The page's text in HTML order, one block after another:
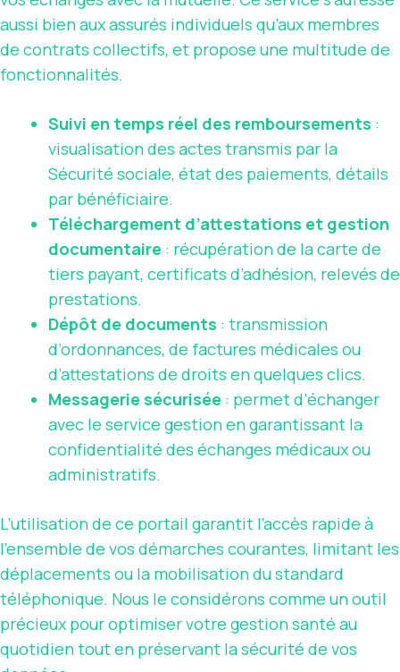
aussi bien aux assurés individuels qu’aux membres
de contrats collectifs, et propose une multitude de
fonctionnalités.
Suivi en temps réel des remboursements :
visualisation des actes transmis par la
Sécurité sociale, état des paiements, détails
par bénéficiaire.
Téléchargement d’attestations et gestion
documentaire : récupération de la carte de
tiers payant, certificats d’adhésion, relevés de
prestations.
Dépôt de documents : transmission
d’ordonnances, de factures médicales ou
d’attestations de droits en quelques clics.
Messagerie sécurisée : permet d’échanger
avec le service gestion en garantissant la
confidentialité des échanges médicaux ou
administratifs.
L’utilisation de ce portail garantit l’accès rapide à
l’ensemble de vos démarches courantes, limitant les
déplacements ou la mobilisation du standard
téléphonique. Nous le considérons comme un outil
précieux pour optimiser votre gestion santé au
quotidien tout en préservant la sécurité de vos